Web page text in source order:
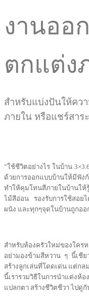
งานออ
ตกแต่ง
สำหรับแบ่งปันให้คว
ภายใน หรือแชร์สาร
”ใช้ชีวิตอย่างไร ในบ้าน
ด้วยการออกแบบบ้านให้มีฟัง
ทำให้คุมโทนสีภายในบ้านให้
ไม้สีอ่อน รองรับการใช้สอย
ผนัง และทุกๆจุดในบ้านถูกอ
สำหรับห้องครัวใหม่ของใค
อย่ามองข้ามสีหวาน ๆ นี้เชีย
สร้างลูกเล่นที่โดดเด่น แต่ก
นี้เรารวมวิธีในการนำแต่งห้
แปลกตา สร้างชีวิตชีวา ไปดูกั